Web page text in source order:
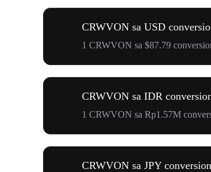
CRWVON sa USD
1 CRWVON sa $87.79
CRWVON sa IDR
1 CRWVON sa Rp1.57M
CRWVON sa JPY conversion